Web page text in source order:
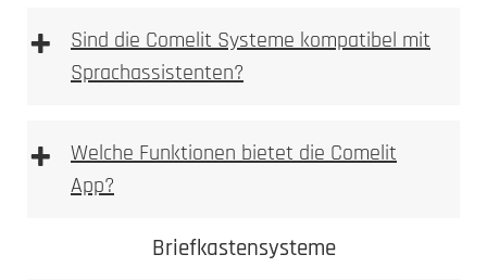
+
Sind die Comelit Systeme kompatibel mit
Sprachassistenten?
+
Welche Funktionen bietet die Comelit
App?
Briefkastensysteme